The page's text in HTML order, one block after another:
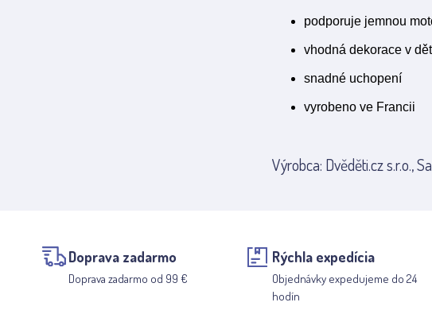
podporuje jemnou
vhodná dekorace v
snadné uchopení
vyrobeno ve Francii
Výrobca: Dvěděti.cz s.r.o.,
Doprava zadarmo
Doprava zadarmo od 99 €
Rýchla expedícia
Objednávky expedujeme do 24
hodín